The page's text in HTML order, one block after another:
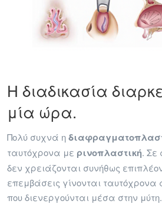
Η διαδικασία
μία ώρα.
Πολύ συχνά η
ταυτόχρονα με ρινοπλαστική. Σε
δεν χρειάζονται συνήθως επιπλέον
επεμβάσεις γίνονται ταυτόχρονα
που διενεργούνται μέσα στην μύτη.